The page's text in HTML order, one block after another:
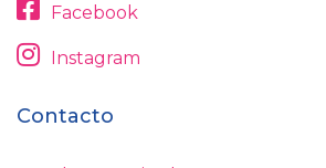
Facebook
Instagram
Contacto